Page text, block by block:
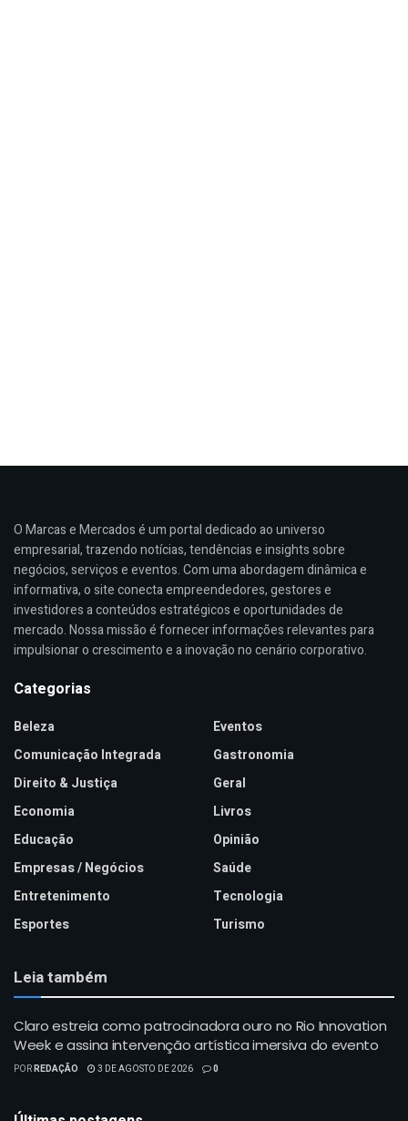
O Marcas e Mercados é um portal dedicado ao universo
empresarial, trazendo notícias, tendências e insights sobre
negócios, serviços e eventos. Com uma abordagem dinâmica e
informativa, o site conecta empreendedores, gestores e
investidores a conteúdos estratégicos e oportunidades de
mercado. Nossa missão é fornecer informações relevantes para
impulsionar o crescimento e a inovação no cenário corporativo.
Categorias
Beleza
Comunicação Integrada
Direito & Justiça
Economia
Educação
Empresas / Negócios
Entretenimento
Esportes
Eventos
Gastronomia
Geral
Livros
Opinião
Saúde
Tecnologia
Turismo
Leia também
Claro estreia como patrocinadora ouro no Rio Innovation
Week e assina intervenção artística imersiva do evento
PORREDAÇÃO 3 DE AGOSTO DE 2026 0